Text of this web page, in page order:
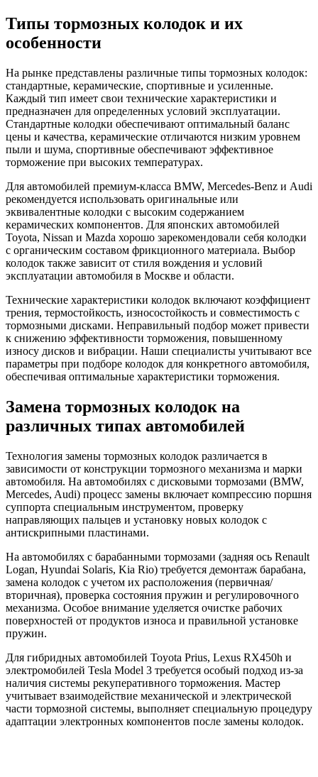
Типы тормозных колодок и их
особенности
На рынке представлены различные типы тормозных колодок:
стандартные, керамические, спортивные и усиленные.
Каждый тип имеет свои технические характеристики и
предназначен для определенных условий эксплуатации.
Стандартные колодки обеспечивают оптимальный баланс
цены и качества, керамические отличаются низким уровнем
пыли и шума, спортивные обеспечивают эффективное
торможение при высоких температурах.
Для автомобилей премиум-класса BMW, Mercedes-Benz и Audi
рекомендуется использовать оригинальные или
эквивалентные колодки с высоким содержанием
керамических компонентов. Для японских автомобилей
Toyota, Nissan и Mazda хорошо зарекомендовали себя колодки
с органическим составом фрикционного материала. Выбор
колодок также зависит от стиля вождения и условий
эксплуатации автомобиля в Москве и области.
Технические характеристики колодок включают коэффициент
трения, термостойкость, износостойкость и совместимость с
тормозными дисками. Неправильный подбор может привести
к снижению эффективности торможения, повышенному
износу дисков и вибрации. Наши специалисты учитывают все
параметры при подборе колодок для конкретного автомобиля,
обеспечивая оптимальные характеристики торможения.
Замена тормозных колодок на
различных типах автомобилей
Технология замены тормозных колодок различается в
зависимости от конструкции тормозного механизма и марки
автомобиля. На автомобилях с дисковыми тормозами (BMW,
Mercedes, Audi) процесс замены включает компрессию поршня
суппорта специальным инструментом, проверку
направляющих пальцев и установку новых колодок с
антискрипными пластинами.
На автомобилях с барабанными тормозами (задняя ось Renault
Logan, Hyundai Solaris, Kia Rio) требуется демонтаж барабана,
замена колодок с учетом их расположения (первичная/
вторичная), проверка состояния пружин и регулировочного
механизма. Особое внимание уделяется очистке рабочих
поверхностей от продуктов износа и правильной установке
пружин.
Для гибридных автомобилей Toyota Prius, Lexus RX450h и
электромобилей Tesla Model 3 требуется особый подход из-за
наличия системы рекуперативного торможения. Мастер
учитывает взаимодействие механической и электрической
части тормозной системы, выполняет специальную процедуру
адаптации электронных компонентов после замены колодок.